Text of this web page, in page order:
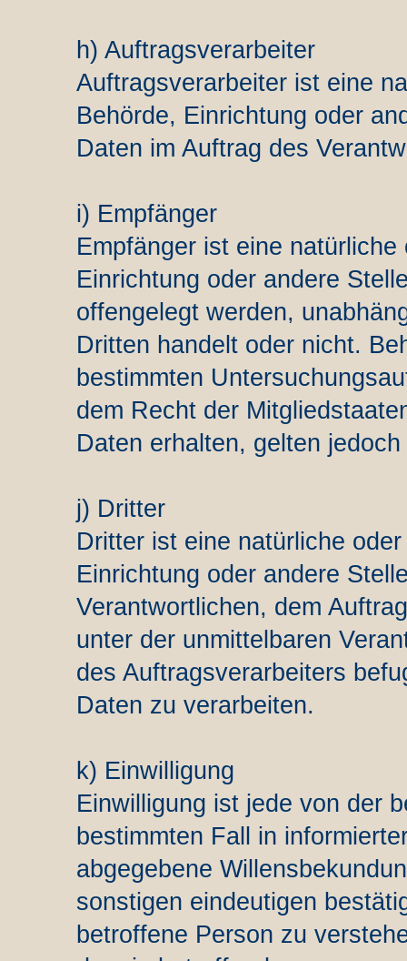
h) Auftragsverarbeiter
Auftragsverarbeiter ist eine
Behörde, Einrichtung oder
Daten im Auftrag des
i) Empfänger
Empfänger ist eine
Einrichtung oder andere
offengelegt werden,
Dritten handelt oder nicht.
bestimmten
dem Recht der
Daten erhalten, gelten
j) Dritter
Dritter ist eine natürliche
Einrichtung oder andere
Verantwortlichen, dem
unter der unmittelbaren
des Auftragsverarbeiters
Daten zu verarbeiten.
k) Einwilligung
Einwilligung ist jede von der
bestimmten Fall in
abgegebene
sonstigen eindeutigen
betroffene Person zu